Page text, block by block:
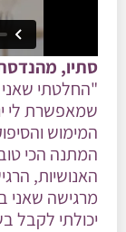
סתיו,
"החלטתי
שמאפשרת לי
המימוש
המתנה הכי
האנושיות,
מרגישה שאני
יכולתי לקבל